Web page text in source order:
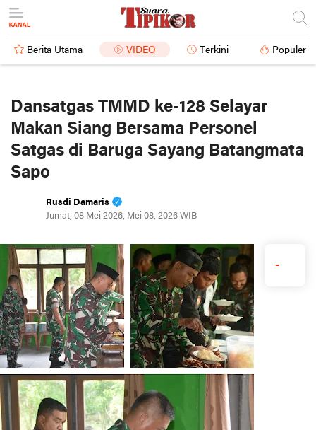
Berita Utama VIDEO Terkini Populer
Dansatgas TMMD ke-128 Selayar
Makan Siang Bersama Personel
Satgas di Baruga Sayang Batangmata
Sapo
Rusdi Damaris
Jumat, 08 Mei 2026, Mei 08, 2026 WIB
-